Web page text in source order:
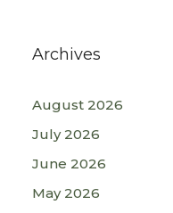
Archives
August 2026
July 2026
June 2026
May 2026